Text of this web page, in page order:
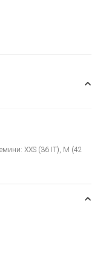
XXS (36 IT), M (42